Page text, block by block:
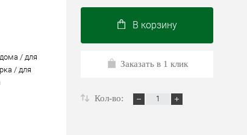
/ для
/ для
В корзину
Заказать в 1 клик
Кол-во: